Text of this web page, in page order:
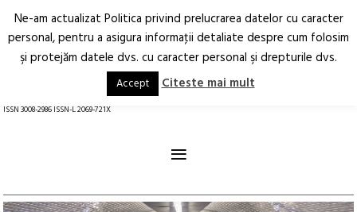
Arhitectură.
Oraș.
RO EN
ISSN 3008-2986 ISSN-L 2069-721X
≡
Ne-am actualizat Politica privind prelucrarea datelor cu caracter
personal, pentru a asigura informaţii detaliate despre cum folosim
şi protejăm datele dvs. cu caracter personal şi drepturile dvs.
Accept Citeste mai mult